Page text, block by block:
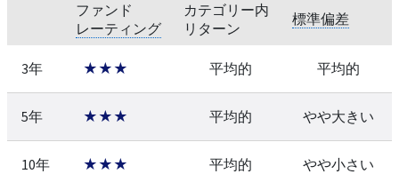
ファンド
レーティング
カテゴリー内
リターン
標準偏差
3年 ★★★ 平均的 平均的
5年 ★★★ 平均的 やや大きい
10年 ★★★ 平均的 やや小さい